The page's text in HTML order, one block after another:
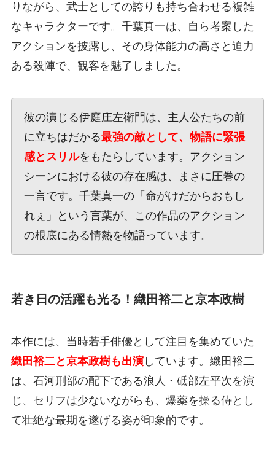
りながら、武士としての誇りも持ち合わせる複雑
なキャラクターです。千葉真一は、自ら考案した
アクションを披露し、その身体能力の高さと迫力
ある殺陣で、観客を魅了しました。
彼の演じる伊庭庄左衛門は、主人公たちの前
に立ちはだかる最強の敵として、物語に緊張
感とスリルをもたらしています。アクション
シーンにおける彼の存在感は、まさに圧巻の
一言です。千葉真一の「命がけだからおもし
れぇ」という言葉が、この作品のアクション
の根底にある情熱を物語っています。
若き日の活躍も光る！織田裕二と京本政樹
本作には、当時若手俳優として注目を集めていた
織田裕二と京本政樹も出演しています。織田裕二
は、石河刑部の配下である浪人・砥部左平次を演
じ、セリフは少ないながらも、爆薬を操る侍とし
て壮絶な最期を遂げる姿が印象的です。